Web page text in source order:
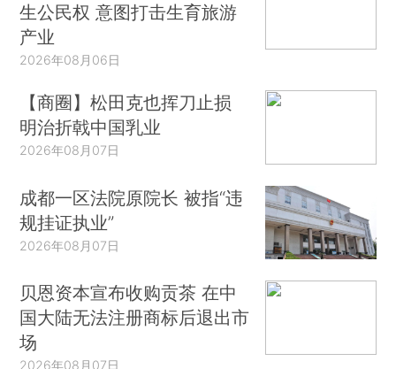
生公民权 意图打击生育旅游
产业
2026年08月06日
【商圈】松田克也挥刀止损
明治折戟中国乳业
2026年08月07日
成都一区法院原院长 被指“违
规挂证执业”
2026年08月07日
贝恩资本宣布收购贡茶 在中
国大陆无法注册商标后退出市
场
2026年08月07日